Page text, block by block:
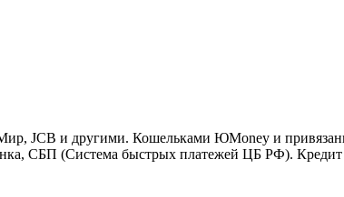
JCB и другими. Кошельками ЮMoney и
СБП (Система быстрых платежей ЦБ РФ). Кредит